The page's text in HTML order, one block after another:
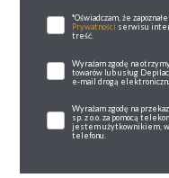
*Oświadczam, że
Prywatności serwisu
treść.
Wyrażam zgodę na
towarów lub usług
e-mail drogą
Wyrażam zgodę na
sp. z o.o. za pomocą
jestem użytkownikiem, w
telefonu.